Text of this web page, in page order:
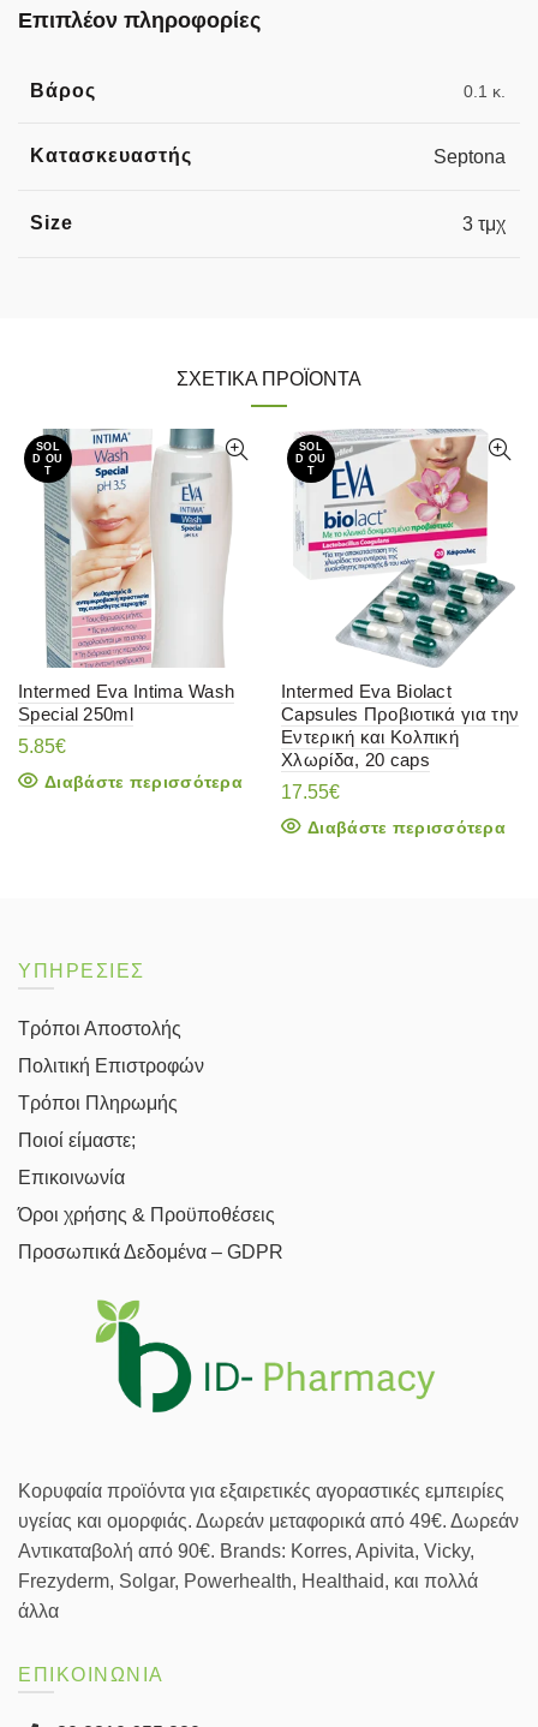
Επιπλέον πληροφορίες
Βάρος 0.1 κ.
Κατασκευαστής Septona
Size 3 τμχ
ΣΧΕΤΙΚΆ ΠΡΟΪΌΝΤΑ
SOL
D OU
T
Intermed Eva Intima Wash
Special 250ml
5.85€
Διαβάστε περισσότερα
SOL
D OU
T
Intermed Eva Biolact
Capsules Προβιοτικά για την
Εντερική και Κολπική
Χλωρίδα, 20 caps
17.55€
Διαβάστε περισσότερα
ΥΠΗΡΕΣΙΕΣ
Τρόποι Αποστολής
Πολιτική Επιστροφών
Τρόποι Πληρωμής
Ποιοί είμαστε;
Επικοινωνία
Όροι χρήσης & Προϋποθέσεις
Προσωπικά Δεδομένα – GDPR
Κορυφαία προϊόντα για εξαιρετικές αγοραστικές εμπειρίες
υγείας και ομορφιάς. Δωρεάν μεταφορικά από 49€. Δωρεάν
Αντικαταβολή από 90€. Brands: Korres, Apivita, Vicky,
Frezyderm, Solgar, Powerhealth, Healthaid, και πολλά
άλλα
ΕΠΙΚΟΙΝΩΝΙΑ